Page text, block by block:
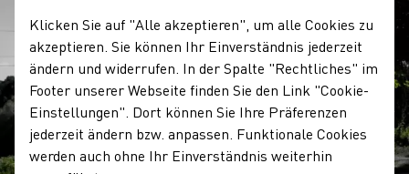
Klicken Sie auf "Alle akzeptieren", um alle Cookies zu
akzeptieren. Sie können Ihr Einverständnis jederzeit
ändern und widerrufen. In der Spalte "Rechtliches" im
Footer unserer Webseite finden Sie den Link "Cookie-
Einstellungen". Dort können Sie Ihre Präferenzen
jederzeit ändern bzw. anpassen. Funktionale Cookies
werden auch ohne Ihr Einverständnis weiterhin